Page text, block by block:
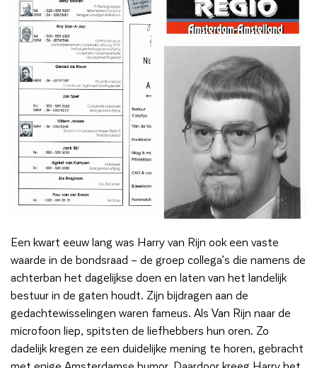
Een kwart eeuw lang was Harry van Rijn ook een vaste
waarde in de bondsraad – de groep collega’s die namens de
achterban het dagelijkse doen en laten van het landelijk
bestuur in de gaten houdt. Zijn bijdragen aan de
gedachtewisselingen waren fameus. Als Van Rijn naar de
microfoon liep, spitsten de liefhebbers hun oren. Zo
dadelijk kregen ze een duidelijke mening te horen, gebracht